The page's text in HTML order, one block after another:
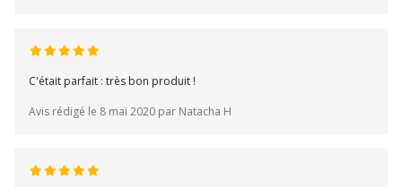
C'était parfait : très bon produit !
Avis rédigé le 8 mai 2020 par Natacha H